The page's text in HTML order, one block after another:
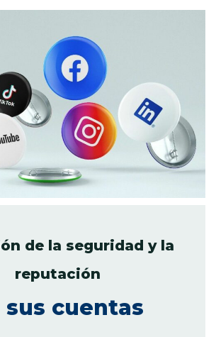
de la seguridad y la
reputación
cuentas